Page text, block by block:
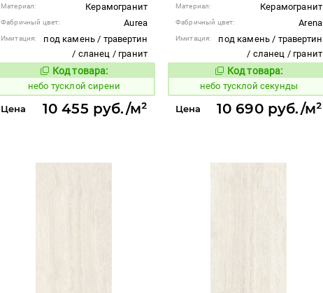
Материал: Керамогранит
Фабричный цвет: Aurea
Имитация:
под камень / травертин
/ сланец / гранит
Код товара:
1122714 Код товара:
небо тусклой сирени
Цена 10 455 руб./м²
Материал: Керамогранит
Фабричный цвет: Arena
Имитация:
под камень / травертин
/ сланец / гранит
Код товара:
1122712 Код товара:
небо тусклой секунды
Цена 10 690 руб./м²